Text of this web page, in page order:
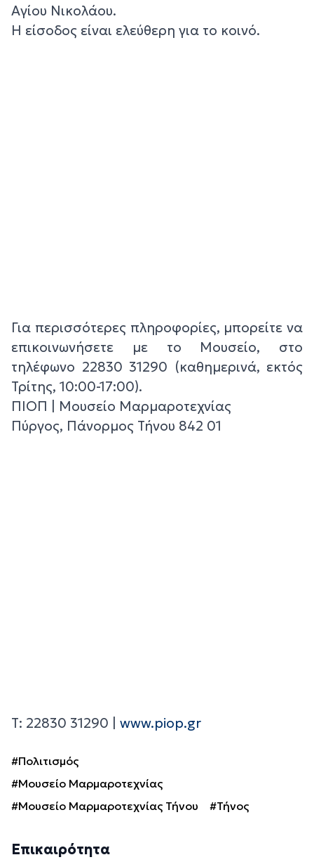
Αγίου Νικολάου.
Η είσοδος είναι ελεύθερη για το κοινό.
Για περισσότερες πληροφορίες, μπορείτε να
επικοινωνήσετε με το Μουσείο, στο
τηλέφωνο 22830 31290 (καθημερινά, εκτός
Τρίτης, 10:00-17:00).
ΠΙΟΠ | Μουσείο Μαρμαροτεχνίας
Πύργος, Πάνορμος Τήνου 842 01
Τ: 22830 31290 | www.piop.gr
#Πολιτισμός
#Μουσείο Μαρμαροτεχνίας
#Μουσείο Μαρμαροτεχνίας Τήνου
#Τήνος
Επικαιρότητα